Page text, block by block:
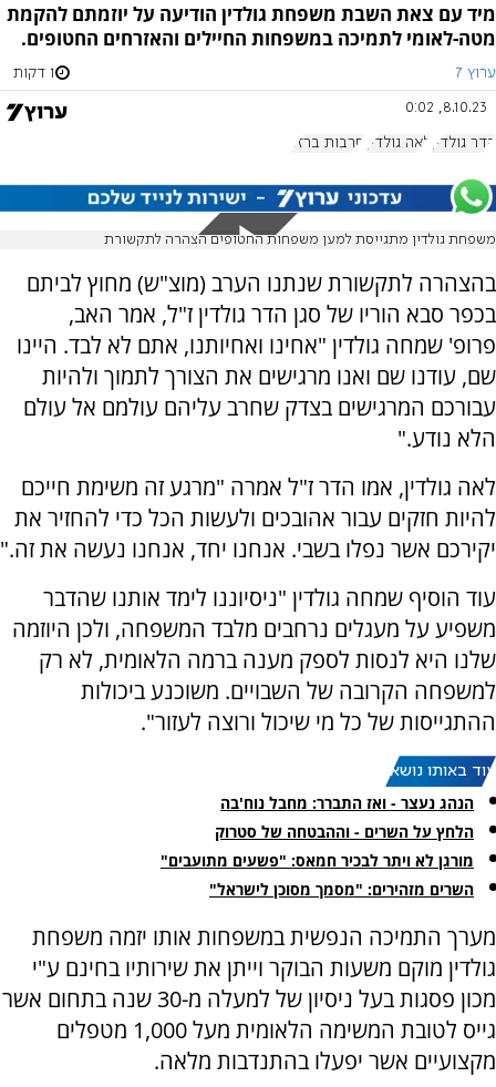
מיד עם צאת השבת משפחת גולדין הודיעה על יוזמתם להקמת
מטה-לאומי לתמיכה במשפחות החיילים והאזרחים החטופים.
ערוץ 7 1 דקות
8.10.23, 0:02
הדר גולדין לאה גולדין חרבות ברזל
משפחת גולדין מתגייסת למען משפחות החטופים הצהרה לתקשורת
בהצהרה לתקשורת שנתנו הערב (מוצ"ש) מחוץ לביתם
בכפר סבא הוריו של סגן הדר גולדין ז"ל, אמר האב,
פרופ' שמחה גולדין "אחינו ואחיותנו, אתם לא לבד. היינו
שם, עודנו שם ואנו מרגישים את הצורך לתמוך ולהיות
עבורכם המרגישים בצדק שחרב עליהם עולמם אל עולם
הלא נודע."
לאה גולדין, אמו הדר ז"ל אמרה "מרגע זה משימת חייכם
להיות חזקים עבור אהובכים ולעשות הכל כדי להחזיר את
יקירכם אשר נפלו בשבי. אנחנו יחד, אנחנו נעשה את זה."
עוד הוסיף שמחה גולדין "ניסיוננו לימד אותנו שהדבר
משפיע על מעגלים נרחבים מלבד המשפחה, ולכן היוזמה
שלנו היא לנסות לספק מענה ברמה הלאומית, לא רק
למשפחה הקרובה של השבויים. משוכנע ביכולות
ההתגייסות של כל מי שיכול ורוצה לעזור".
עוד באותו נושא:
הנהג נעצר - ואז התברר: מחבל נוח'בה
הלחץ על השרים - וההבטחה של סטרוק
מורגן לא ויתר לבכיר חמאס: "פשעים מתועבים"
השרים מזהירים: "מסמך מסוכן לישראל"
מערך התמיכה הנפשית במשפחות אותו יזמה משפחת
גולדין מוקם משעות הבוקר וייתן את שירותיו בחינם ע"י
מכון פסגות בעל ניסיון של למעלה מ-30 שנה בתחום אשר
גייס לטובת המשימה הלאומית מעל 1,000 מטפלים
מקצועיים אשר יפעלו בהתנדבות מלאה.